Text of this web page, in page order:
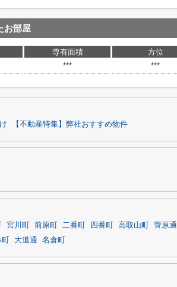
お部屋
専有面積 方位
*** ***
【不動産特集】弊社おすすめ物件
宮川町 前原町 二番町 四番町 高取山町 菅原通
大道通 名倉町